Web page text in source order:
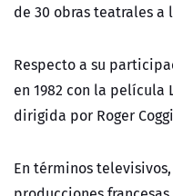
de 30 obras teatrales
Respecto a su
en 1982 con la película
dirigida por Roger
En términos